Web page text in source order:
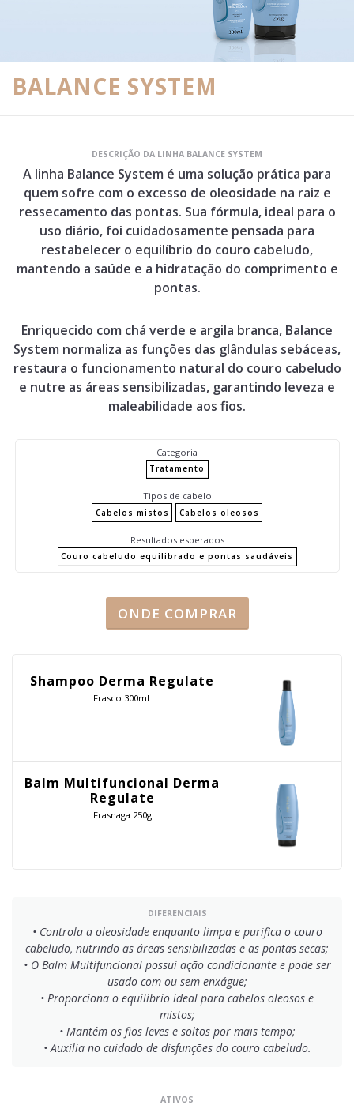
BALANCE SYSTEM
DESCRIÇÃO DA LINHA BALANCE SYSTEM
A linha Balance System é uma solução prática para
quem sofre com o excesso de oleosidade na raiz e
ressecamento das pontas. Sua fórmula, ideal para o
uso diário, foi cuidadosamente pensada para
restabelecer o equilíbrio do couro cabeludo,
mantendo a saúde e a hidratação do comprimento e
pontas.
Enriquecido com chá verde e argila branca, Balance
System normaliza as funções das glândulas sebáceas,
restaura o funcionamento natural do couro cabeludo
e nutre as áreas sensibilizadas, garantindo leveza e
maleabilidade aos fios.
Categoria
Tratamento
Tipos de cabelo
Cabelos mistos Cabelos oleosos
Resultados esperados
Couro cabeludo equilibrado e pontas saudáveis
ONDE COMPRAR
Shampoo Derma Regulate
Frasco 300mL
Balm Multifuncional Derma
Regulate
Frasnaga 250g
DIFERENCIAIS
• Controla a oleosidade enquanto limpa e purifica o couro
cabeludo, nutrindo as áreas sensibilizadas e as pontas secas;
• O Balm Multifuncional possui ação condicionante e pode ser
usado com ou sem enxágue;
• Proporciona o equilíbrio ideal para cabelos oleosos e
mistos;
• Mantém os fios leves e soltos por mais tempo;
• Auxilia no cuidado de disfunções do couro cabeludo.
ATIVOS